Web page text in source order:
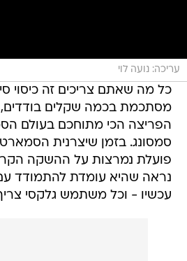
עריכה: נועה לוי
כל מה שאתם צריכים זה כיסוי
מסתכמת בכמה שקלים בודדים,
הפריצה הכי מתוחכם בעולם
סמסונג. בזמן שיצרנית
נראה שהיא עומדת להתמודד עם
עכשיו - וכל משתמש גלקסי